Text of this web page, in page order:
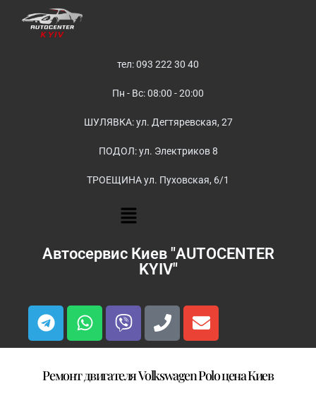
тел: 093 222 30 40
Пн - Вс: 08:00 - 20:00
ШУЛЯВКА: ул. Дегтяревская, 27
ПОДОЛ: ул. Электриков 8
ТРОЕЩИНА ул. Пуховская, 6/1
Автосервис Киев "AUTOCENTER
KYIV"
Ремонт двигателя Volkswagen Polo цена Киев